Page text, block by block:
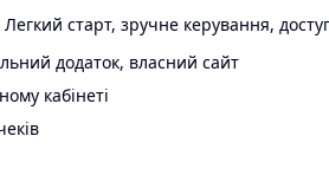
старт, зручне керування,
додаток, власний сайт
кабінеті